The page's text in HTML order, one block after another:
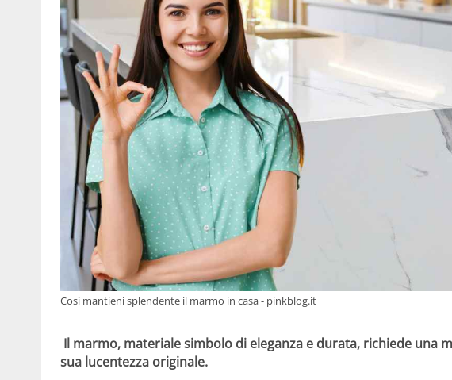
Così mantieni splendente il marmo in casa - pinkblog.it
Il marmo, materiale simbolo di eleganza e durata, richiede una
sua lucentezza originale.